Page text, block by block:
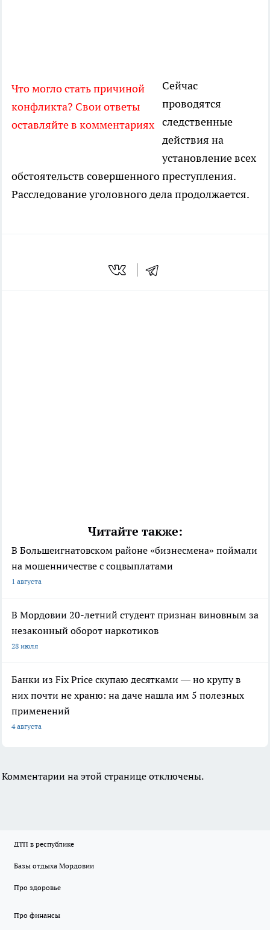
Что могло стать причиной
конфликта? Свои ответы
оставляйте в комментариях
Сейчас
проводятся
следственные
действия на
установление всех
обстоятельств совершенного преступления.
Расследование уголовного дела продолжается.
Читайте также:
В Большеигнатовском районе «бизнесмена» поймали
на мошенничестве с соцвыплатами
1 августа
В Мордовии 20-летний студент признан виновным за
незаконный оборот наркотиков
28 июля
Банки из Fix Price скупаю десятками — но крупу в
них почти не храню: на даче нашла им 5 полезных
применений
4 августа
Комментарии на этой странице отключены.
ДТП в республике
Базы отдыха Мордовии
Про здоровье
Про финансы